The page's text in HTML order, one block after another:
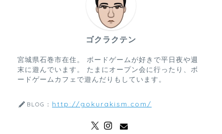
ゴクラクテン
宮城県石巻市在住。 ボードゲームが好きで平日夜や週
末に遊んでいます。 たまにオープン会に行ったり、ボ
ードゲームカフェで遊んだりもしています。
BLOG： http://gokurakism.com/